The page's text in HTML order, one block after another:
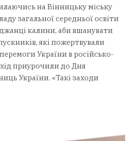
на Вінницьку міську
загальної середньої освіти
калини, аби вшанувати
які пожертвували
України в російсько-
приурочили до Дня
України. «Такі заходи